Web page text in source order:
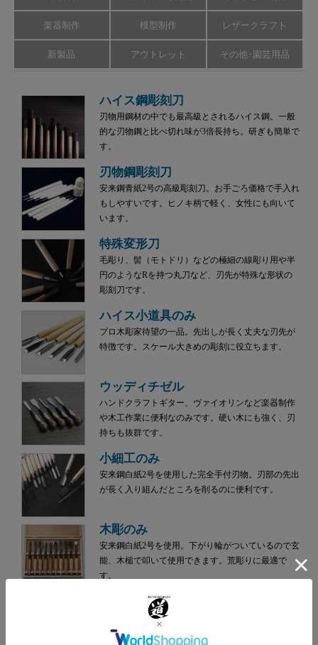
楽器制作 模型制作 レザークラフト
新製品 アウトレット その他･園芸用品
ハイス鋼彫刻刀
刃物用鋼材の中でも最高級とされるハイス鋼。一般
的な刃物鋼と比べ切れ味が3倍長持ち。研ぎも簡単で
す。
刃物鋼彫刻刀
安来鋼青紙2号の高級彫刻刀。お手ごろ価格で手入れ
もしやすいです。ヒノキ柄で軽く、女性にも向いて
います。
特殊変形刀
毛彫り、髻（モトドリ）などの極細の線彫り用や半
円のようなRを持つ丸刀など、刃先が特殊な形状の
彫刻刀です。
ハイス小道具のみ
プロ木彫家待望の一品。先出しが長く丈夫な刃先が
特徴です。スケール大きめの彫刻に役立ちます。
ウッディチゼル
ハンドクラフトギター、ヴァイオリンなど楽器制作
や木工作業に便利なのみです。硬い木にも強く、刃
持ちも抜群です。
小細工のみ
安来鋼白紙2号を使用した完全手付刃物。刃部の先出
が長く入り組んだところを削るのに便利です。
木彫のみ
安来鋼白紙2号を使用。下がり輪がついているので玄
能、木槌で叩いて使用できます。荒彫りに最適で
す。
学童用彫刻刀
カラフルなハンドルで識別出来る学童（小学生）向
け彫刻刀です。新たに木彫を始める熟年の方にもオ